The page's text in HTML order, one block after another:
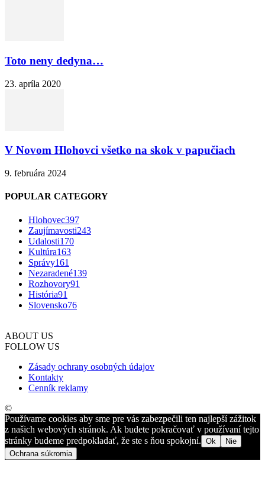
Toto neny dedyna…
23. apríla 2020
V Novom Hlohovci všetko na skok v papučiach
9. februára 2024
POPULAR CATEGORY
Hlohovec397
Zaujímavosti243
Udalosti170
Kultúra163
Správy161
Nezaradené139
Rozhovory91
História91
Slovensko76
ABOUT US
FOLLOW US
Zásady ochrany osobných údajov
Kontakty
Cenník reklamy
©
Používame cookies aby sme pre vás zabezpečili ten najlepší zážitok
z našich webových stránok. Ak budete pokračovať v používaní tejto
stránky budeme predpokladať, že ste s ňou spokojní. Ok
Nie
Ochrana súkromia